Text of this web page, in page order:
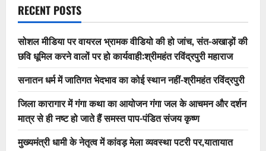
RECENT POSTS
सोशल मीडिया पर वायरल भ्रामक वीडियो की हो जांच, संत-अखाड़ों की
छवि धूमिल करने वालों पर हो कार्यवाही:श्रीमहंत रविंद्रपुरी महाराज
सनातन धर्म में जातिगत भेदभाव का कोई स्थान नहीं-श्रीमहंत रविंद्रपुरी
जिला कारागार में गंगा कथा का आयोजन गंगा जल के आचमन और दर्शन
मात्र से ही नष्ट हो जाते हैं समस्त पाप-पंडित संजय कृष्ण
मुख्यमंत्री धामी के नेतृत्व में कांवड़ मेला व्यवस्था पटरी पर,यातायात